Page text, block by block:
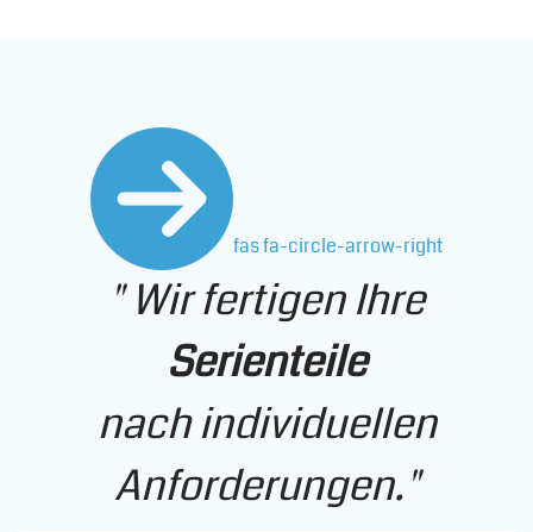
fas fa-circle-arrow-right
" Wir fertigen Ihre
Serienteile
nach individuellen
Anforderungen."